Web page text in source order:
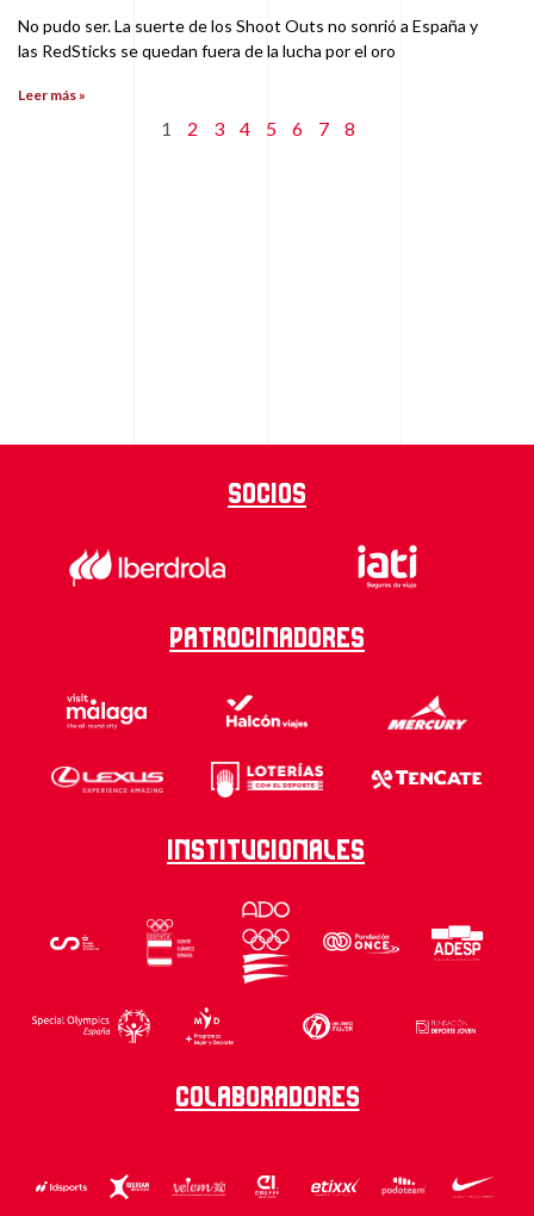
No pudo ser. La suerte de los Shoot Outs no sonrió a España y
las RedSticks se quedan fuera de la lucha por el oro
Leer más »
1 2 3 4 5 6 7 8
Socios
Patrocinadores
Institucionales
Colaboradores